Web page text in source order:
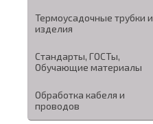
Термоусадочные трубки и
изделия
Стандарты, ГОСТы,
Обучающие материалы
Обработка кабеля и
проводов